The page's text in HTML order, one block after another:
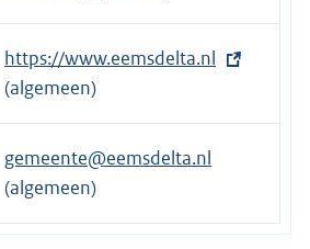
E
x
t
r
e
https://www.eemsdelta.nl
(algemeen)
gemeente@eemsdelta.nl
(algemeen)